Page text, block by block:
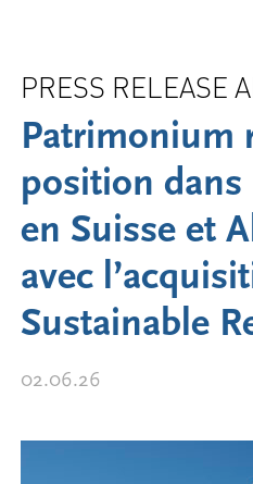
PRESS RELEASE
Patrimonium
position
en Suisse et
avec
Sustainable
02.06.26